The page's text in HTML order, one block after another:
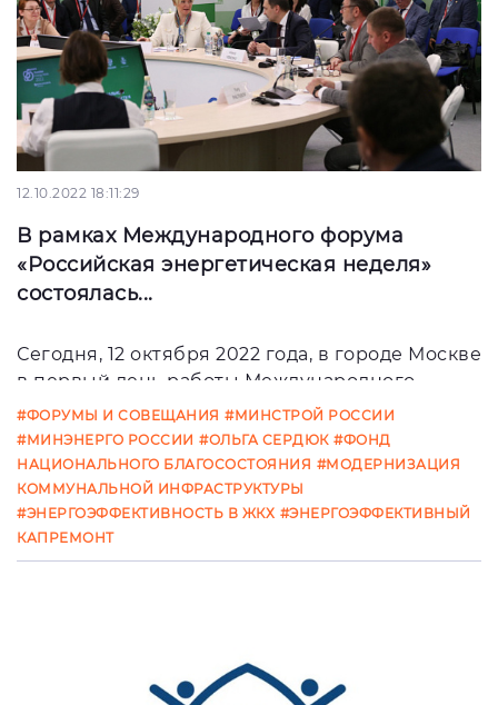
12.10.2022 18:11:29
В рамках Международного форума
«Российская энергетическая неделя»
состоялась...
Сегодня, 12 октября 2022 года, в городе Москве
в первый день работы Международного
форума «Российская энергетическ
#ФОРУМЫ И СОВЕЩАНИЯ #МИНСТРОЙ РОССИИ
#МИНЭНЕРГО РОССИИ #ОЛЬГА СЕРДЮК #ФОНД
НАЦИОНАЛЬНОГО БЛАГОСОСТОЯНИЯ #МОДЕРНИЗАЦИЯ
КОММУНАЛЬНОЙ ИНФРАСТРУКТУРЫ
#ЭНЕРГОЭФФЕКТИВНОСТЬ В ЖКХ #ЭНЕРГОЭФФЕКТИВНЫЙ
КАПРЕМОНТ